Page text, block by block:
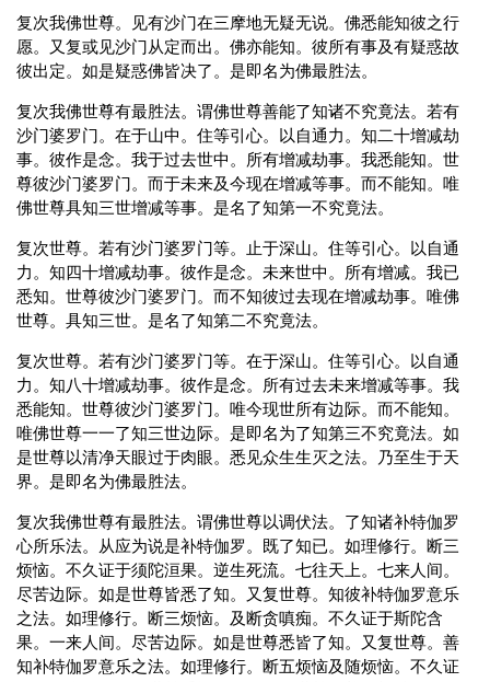
复次我佛世尊。见有沙门在三摩地无疑无说。佛悉能知彼之行
愿。又复或见沙门从定而出。佛亦能知。彼所有事及有疑惑故
彼出定。如是疑惑佛皆决了。是即名为佛最胜法。
复次我佛世尊有最胜法。谓佛世尊善能了知诸不究竟法。若有
沙门婆罗门。在于山中。住等引心。以自通力。知二十增减劫
事。彼作是念。我于过去世中。所有增减劫事。我悉能知。世
尊彼沙门婆罗门。而于未来及今现在增减等事。而不能知。唯
佛世尊具知三世增减等事。是名了知第一不究竟法。
复次世尊。若有沙门婆罗门等。止于深山。住等引心。以自通
力。知四十增减劫事。彼作是念。未来世中。所有增减。我已
悉知。世尊彼沙门婆罗门。而不知彼过去现在增减劫事。唯佛
世尊。具知三世。是名了知第二不究竟法。
复次世尊。若有沙门婆罗门等。在于深山。住等引心。以自通
力。知八十增减劫事。彼作是念。所有过去未来增减等事。我
悉能知。世尊彼沙门婆罗门。唯今现世所有边际。而不能知。
唯佛世尊一一了知三世边际。是即名为了知第三不究竟法。如
是世尊以清净天眼过于肉眼。悉见众生生灭之法。乃至生于天
界。是即名为佛最胜法。
复次我佛世尊有最胜法。谓佛世尊以调伏法。了知诸补特伽罗
心所乐法。从应为说是补特伽罗。既了知已。如理修行。断三
烦恼。不久证于须陀洹果。逆生死流。七往天上。七来人间。
尽苦边际。如是世尊皆悉了知。又复世尊。知彼补特伽罗意乐
之法。如理修行。断三烦恼。及断贪嗔痴。不久证于斯陀含
果。一来人间。尽苦边际。如是世尊悉皆了知。又复世尊。善
知补特伽罗意乐之法。如理修行。断五烦恼及随烦恼。不久证